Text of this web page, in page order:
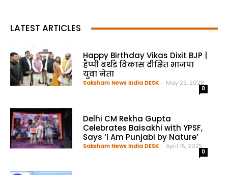
LATEST ARTICLES
Happy Birthday Vikas Dixit BJP |
हैप्पी बर्थडे विकास दीक्षित भाजपा
युवा नेता
Saksham News India DESK - May 29, 2026
0
Delhi CM Rekha Gupta
Celebrates Baisakhi with YPSF,
Says ‘I Am Punjabi by Nature’
Saksham News India DESK - April 15, 2025
0